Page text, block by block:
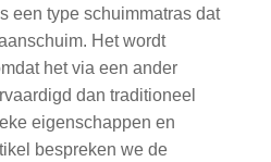
een type schuimmatras dat
Het wordt
het via een ander
dan traditioneel
eigenschappen en
bespreken we de